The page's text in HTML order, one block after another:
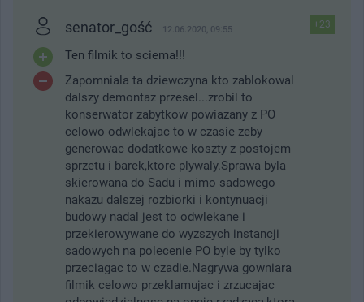
+23
senator_gość 12.06.2020, 09:55
Ten filmik to sciema!!!
Zapomniala ta dziewczyna kto zablokowal
dalszy demontaz przesel...zrobil to
konserwator zabytkow powiazany z PO
celowo odwlekajac to w czasie zeby
generowac dodatkowe koszty z postojem
sprzetu i barek,ktore plywaly.Sprawa byla
skierowana do Sadu i mimo sadowego
nakazu dalszej rozbiorki i kontynuacji
budowy nadal jest to odwlekane i
przekierowywane do wyzszych instancji
sadowych na polecenie PO byle by tylko
przeciagac to w czadie.Nagrywa gowniara
filmik celowo przeklamujac i zrzucajac